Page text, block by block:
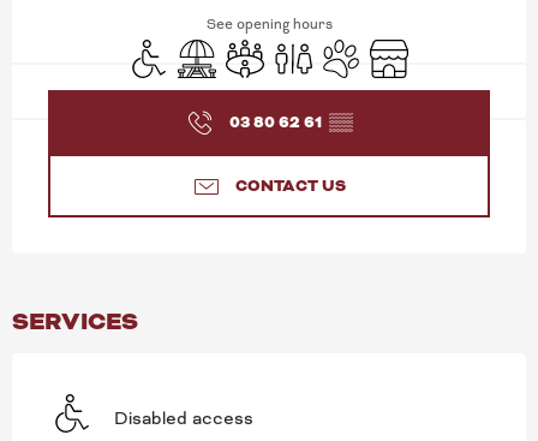
See opening hours
Disabled access
Picnic areaMeeting room
ToiletsAnimals accepted
Shop
03 80 62 61 ▒▒
CONTACT US
SERVICES
Disabled access